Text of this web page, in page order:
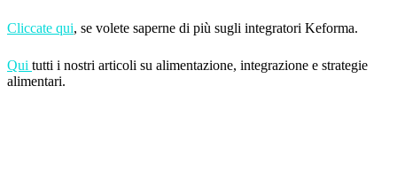
Cliccate qui, se volete saperne di più sugli integratori Keforma.
Qui tutti i nostri articoli su alimentazione, integrazione e strategie
alimentari.